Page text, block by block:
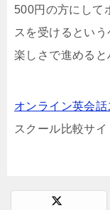
500円の方にして
スを受けるとい
楽しさで進めると
オンライン英会
スクール比較サイ